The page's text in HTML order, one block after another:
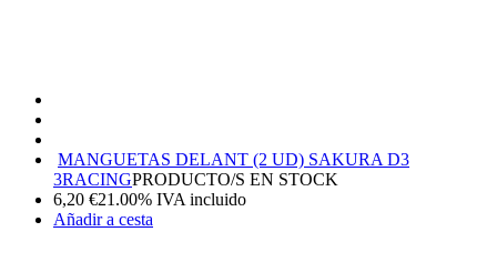
MANGUETAS DELANT (2 UD) SAKURA D3
3RACINGPRODUCTO/S EN STOCK
6,20 €21.00% IVA incluido
Añadir a cesta